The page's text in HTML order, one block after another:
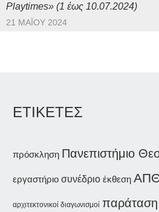
Playtimes» (1 έως 10.07.2024)
21 ΜΑΪ́ΟΥ 2024
ΕΤΙΚΕΤΕΣ
πρόσκληση Πανεπιστήμιο
εργαστήριο συνέδριο έκθεση
αρχιτεκτονικοί διαγωνισμοί παράταση